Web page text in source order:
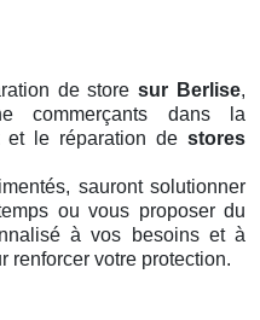
de storesur Berlise,
commerçants dans la
et le réparation de stores
sauront solutionner
ou vous proposer du
à vos besoins et à
renforcer votre protection.